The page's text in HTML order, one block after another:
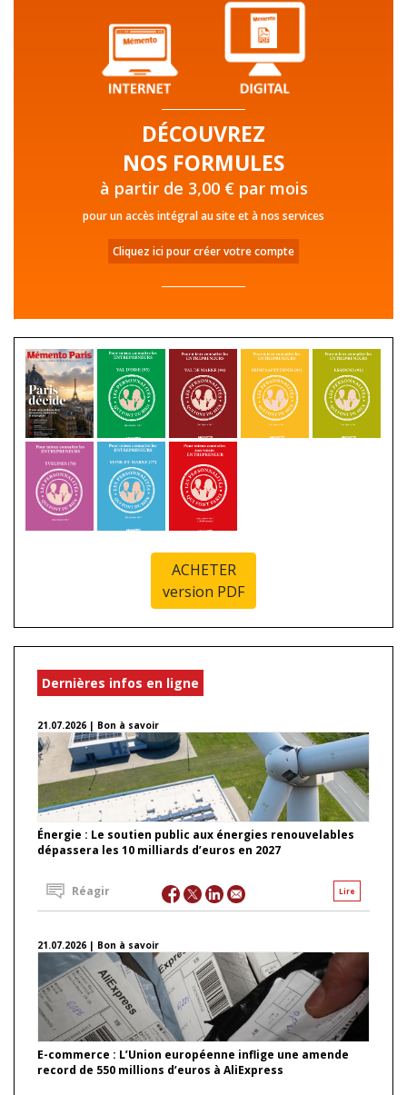
DÉCOUVREZ
NOS FORMULES
à partir de 3,00 € par mois
pour un accès intégral au site et à nos services
Cliquez ici pour créer votre compte
ACHETER
version PDF
Dernières infos en ligne
21.07.2026 | Bon à savoir
Énergie : Le soutien public aux énergies renouvelables
dépassera les 10 milliards d’euros en 2027
Lire
Réagir
21.07.2026 | Bon à savoir
E-commerce : L’Union européenne inflige une amende
record de 550 millions d’euros à AliExpress